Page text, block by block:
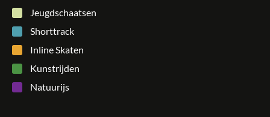
Jeugdschaatsen
Shorttrack
Inline Skaten
Kunstrijden
Natuurijs